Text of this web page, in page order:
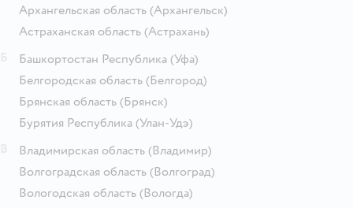
Архангельская область (Архангельск)
Астраханская область (Астрахань)
Башкортостан Республика (Уфа)
Белгородская область (Белгород)
Брянская область (Брянск)
Бурятия Республика (Улан-Удэ)
Владимирская область (Владимир)
Волгоградская область (Волгоград)
Вологодская область (Вологда)